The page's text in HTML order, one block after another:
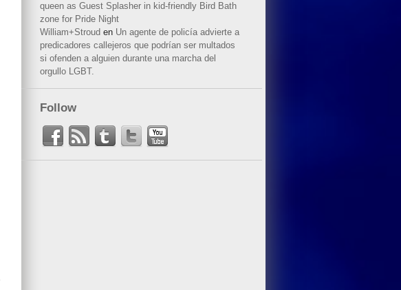
queen as Guest Splasher in kid-friendly Bird Bath
zone for Pride Night
William+Stroud en Un agente de policía advierte a
predicadores callejeros que podrían ser multados
si ofenden a alguien durante una marcha del
orgullo LGBT.
Follow